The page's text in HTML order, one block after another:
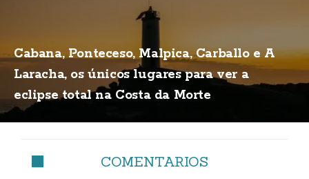
Cabana, Ponteceso, Malpica, Carballo e A
Laracha, os únicos lugares para ver a
eclipse total na Costa da Morte
COMENTARIOS